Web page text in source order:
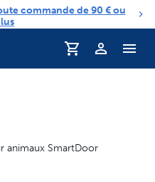
commande de 90 € ou
Profil
animaux SmartDoor